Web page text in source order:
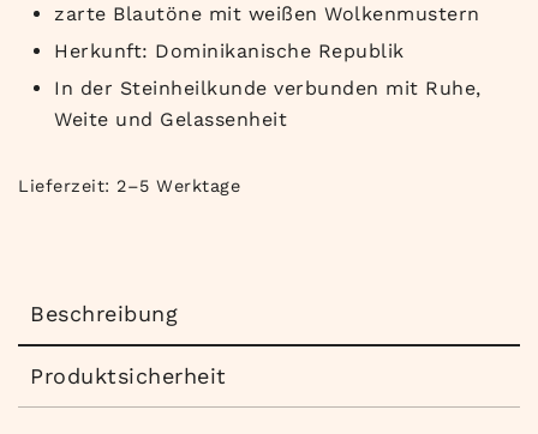
zarte Blautöne mit weißen Wolkenmustern
Herkunft: Dominikanische Republik
In der Steinheilkunde verbunden mit Ruhe,
Weite und Gelassenheit
Lieferzeit: 2–5 Werktage
Beschreibung
Produktsicherheit